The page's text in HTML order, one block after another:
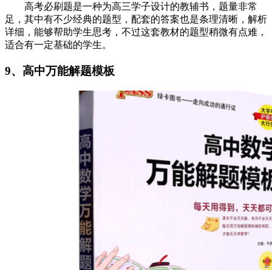
高考必刷题是一种为高三学子设计的教辅书，题量非常
足，其中有不少经典的题型，配套的答案也是条理清晰，解析
详细，能够帮助学生思考，不过这套教材的题型稍微有点难，
适合有一定基础的学生。
9、高中万能解题模板